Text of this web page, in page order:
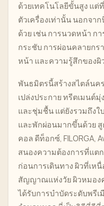
ด้วยเทคโนโลยีขั้นสูง แ
ตัวเครื่องเท่านั้น นอกจา
ด้วย เช่น การนวดหน้า ก
กระชับ การผ่อนคลายกร
หน้า และความรู้สึกของ
พันธมิตรนี้สร้างสไตล์นค
เปล่งประกาย ทรีตเมนต์มุ่
และชุ่มชื้น แต่ยังรวมถึงใ
และพักผ่อนมากขึ้นด้วย สู
คอล ดีท็อกซ์, FILORGA,
สนองความต้องการที่แต
ก่อนการเดินทาง ผิวที่เ
สัญญาณแห่งวัย ผิวหมอง
ได้รับการบำบัดระดับพรี